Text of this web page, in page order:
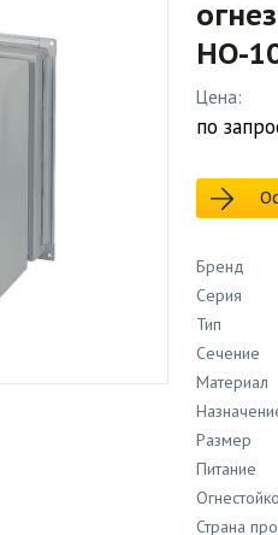
НО-
Цена:
по
Бренд
Серия
Тип
Сечение
Материал
Размер
Питание
Страна